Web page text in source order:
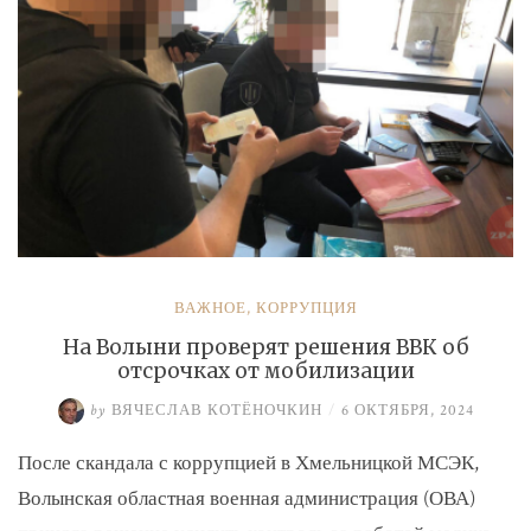
ВАЖНОЕ, КОРРУПЦИЯ
На Волыни проверят решения ВВК об
отсрочках от мобилизации
by ВЯЧЕСЛАВ КОТЁНОЧКИН / 6 ОКТЯБРЯ, 2024
После скандала с коррупцией в Хмельницкой МСЭК,
Волынская областная военная администрация (ОВА)